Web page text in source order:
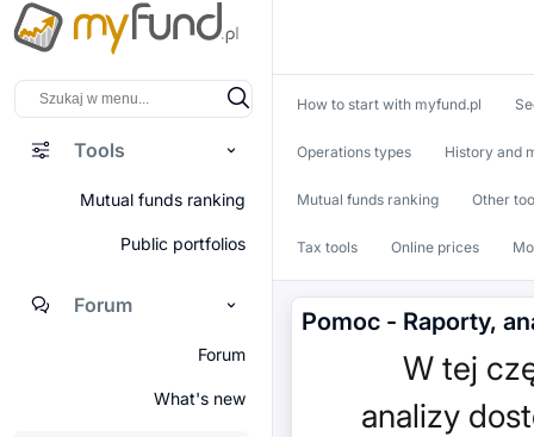
Tools
Mutual funds ranking
Public portfolios
Forum
Forum
What's new
How to start with myfund.pl
Operations types History and
Mutual funds ranking Other
Tax tools Online prices
Pomoc - Raporty,
W tej
analizy